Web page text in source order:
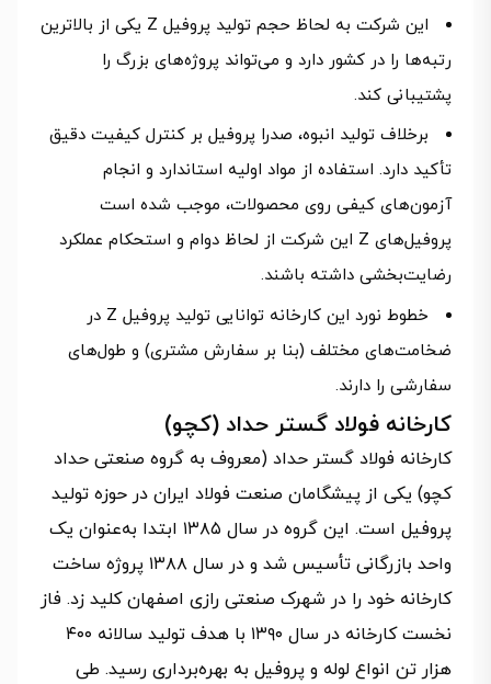
این شرکت به لحاظ حجم تولید پروفیل Z یکی از بالاترین
رتبه‌ها را در کشور دارد و می‌تواند پروژه‌های بزرگ را
پشتیبانی کند.
برخلاف تولید انبوه، صدرا پروفیل بر کنترل کیفیت دقیق
تأکید دارد. استفاده از مواد اولیه استاندارد و انجام
آزمون‌های کیفی روی محصولات، موجب شده است
پروفیل‌های Z این شرکت از لحاظ دوام و استحکام عملکرد
رضایت‌بخشی داشته باشند.
خطوط نورد این کارخانه توانایی تولید پروفیل Z در
ضخامت‌های مختلف (بنا بر سفارش مشتری) و طول‌های
سفارشی را دارند.
کارخانه فولاد گستر حداد (کچو)
کارخانه فولاد گستر حداد (معروف به گروه صنعتی حداد
کچو) یکی از پیشگامان صنعت فولاد ایران در حوزه تولید
پروفیل است. این گروه در سال ۱۳۸۵ ابتدا به‌عنوان یک
واحد بازرگانی تأسیس شد و در سال ۱۳۸۸ پروژه ساخت
کارخانه خود را در شهرک صنعتی رازی اصفهان کلید زد. فاز
نخست کارخانه در سال ۱۳۹۰ با هدف تولید سالانه ۴۰۰
هزار تن انواع لوله و پروفیل به بهره‌برداری رسید. طی